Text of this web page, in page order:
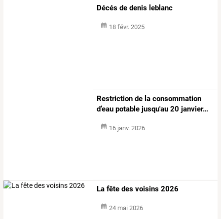
Décés de denis leblanc
18 févr. 2025
Restriction de la consommation
d’eau potable jusqu'au 20 janvier…
16 janv. 2026
La fête des voisins 2026
24 mai 2026